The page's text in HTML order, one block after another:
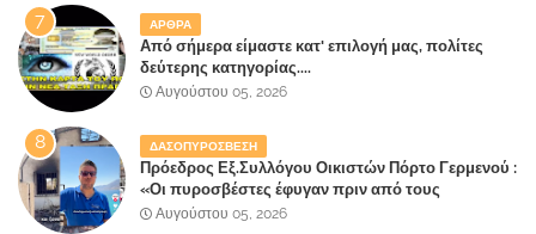
ΑΡΘΡΑ
Από σήμερα είμαστε κατ' επιλογή μας, πολίτες
δεύτερης κατηγορίας....
Αυγούστου 05, 2026
ΔΑΣΟΠΥΡΟΣΒΕΣΗ
Πρόεδρος Εξ.Συλλόγου Οικιστών Πόρτο Γερμενού :
«Οι πυροσβέστες έφυγαν πριν από τους
κατοίκους»
Αυγούστου 05, 2026